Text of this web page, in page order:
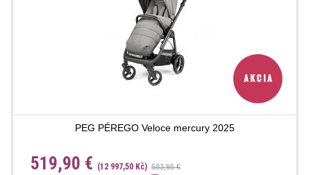
PEG PÉREGO Veloce mercury 2025
519,90 € (12 997,50 Kč) 583,95 €